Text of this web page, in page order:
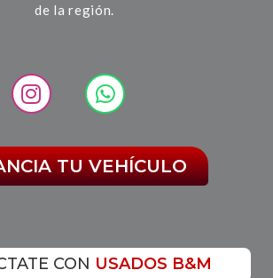
de la región.
TU VEHÍCULO
CON USADOS B&M